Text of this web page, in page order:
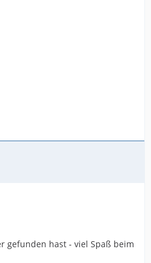
gefunden hast - viel Spaß beim